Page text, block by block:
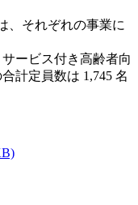
、それぞれの事業に
ービス付き高齢者向
計定員数は 1,745 名